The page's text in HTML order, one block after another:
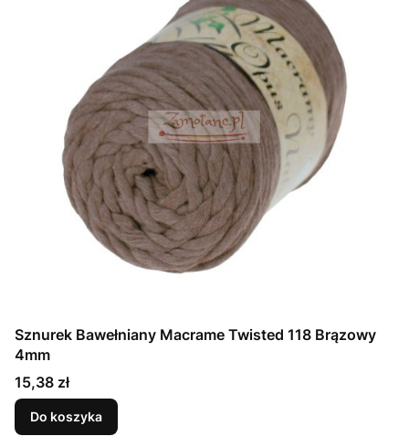
Sznurek Bawełniany Macrame Twisted 118 Brązowy
4mm
Cena
15,38 zł
Do koszyka